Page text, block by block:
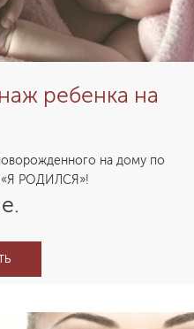
ребенка на
на дому по
«Я РОДИЛСЯ»!